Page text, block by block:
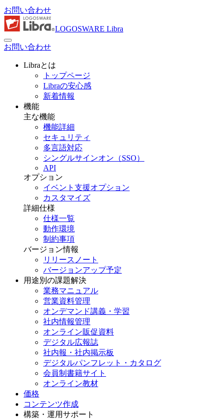
お問い合わせ
LOGOSWARE Libra
お問い合わせ
Libraとは
トップページ
Libraの安心感
新着情報
機能
主な機能
機能詳細
セキュリティ
多言語対応
シングルサインオン（SSO）
API
オプション
イベント支援オプション
カスタマイズ
詳細仕様
仕様一覧
動作環境
制約事項
バージョン情報
リリースノート
バージョンアップ予定
用途別の課題解決
業務マニュアル
営業資料管理
オンデマンド講義・学習
社内情報管理
オンライン販促資料
デジタル広報誌
社内報・社内掲示板
デジタルパンフレット・カタログ
会員制書籍サイト
オンライン教材
価格
コンテンツ作成
構築・運用サポート